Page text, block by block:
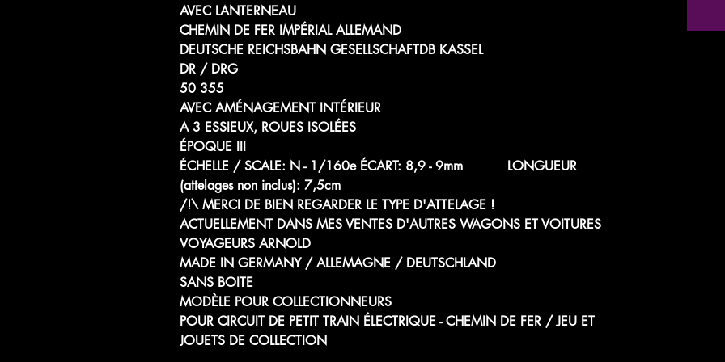
AVEC LANTERNEAU
CHEMIN DE FER IMPÉRIAL ALLEMAND
DEUTSCHE REICHSBAHN GESELLSCHAFTDB KASSEL
DR / DRG
50 355
AVEC AMÉNAGEMENT INTÉRIEUR
A 3 ESSIEUX, ROUES ISOLÉES
ÉPOQUE III
ÉCHELLE / SCALE: N - 1/160e ÉCART: 8,9 - 9mm LONGUEUR
(attelages non inclus): 7,5cm
/!\ MERCI DE BIEN REGARDER LE TYPE D'ATTELAGE !
ACTUELLEMENT DANS MES VENTES D'AUTRES WAGONS ET VOITURES
VOYAGEURS ARNOLD
MADE IN GERMANY / ALLEMAGNE / DEUTSCHLAND
SANS BOITE
MODÈLE POUR COLLECTIONNEURS
POUR CIRCUIT DE PETIT TRAIN ÉLECTRIQUE - CHEMIN DE FER / JEU ET
JOUETS DE COLLECTION